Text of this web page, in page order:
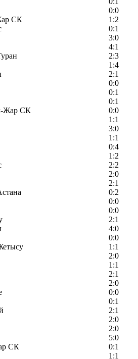
0:0
СК
1:2
0:1
3:0
4:1
2:3
1:4
2:1
0:0
0:1
0:1
Жар СК
0:0
1:1
3:0
1:1
0:4
1:2
2:2
2:0
2:1
0:2
0:0
0:0
2:1
4:0
0:0
1:1
2:0
1:1
2:1
2:0
0:0
0:1
2:1
2:0
2:0
5:0
СК
0:1
1:1